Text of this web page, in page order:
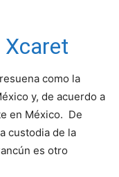
Mundo
Xcaret
como la
y, de acuerdo a
en México. De
custodia de la
es otro